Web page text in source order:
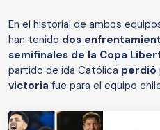
En el historial de ambos
han tenido dos
semifinales de la Copa
partido de ida Católica perdió
victoria fue para el equipo